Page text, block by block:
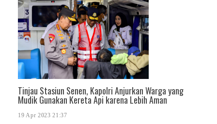
Tinjau Stasiun Senen, Kapolri Anjurkan Warga yang
Mudik Gunakan Kereta Api karena Lebih Aman
19 Apr 2023 21:37